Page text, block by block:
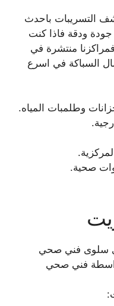
التسريبات باحدث
جودة ودقة فاذا كنت
منتشرة في
السباكة في اسرع
وطلمبات المياه.
صحية.
سلوى فني صحي
فني صحي